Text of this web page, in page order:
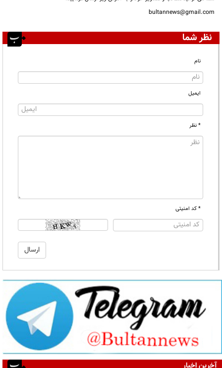
bultannews@gmail.com
نظر شما
نام
ایمیل
* نظر
* کد امنیتی
آخرین اخبار